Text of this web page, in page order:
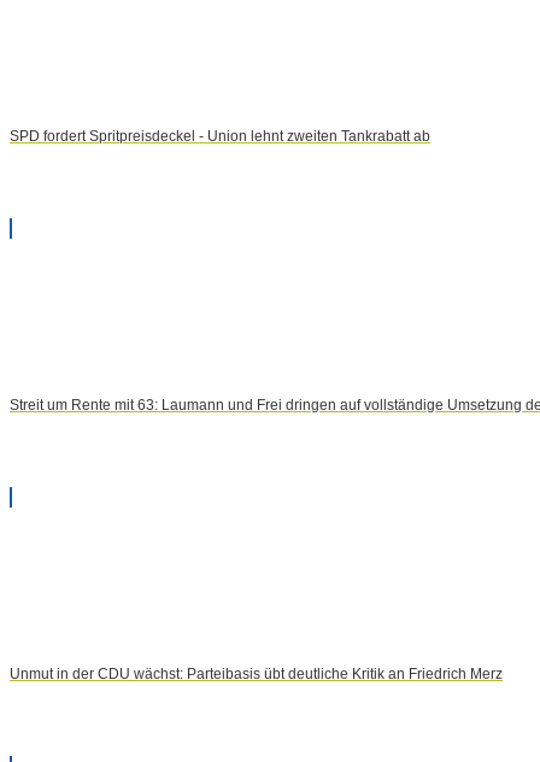
SPD fordert Spritpreisdeckel - Union lehnt zweiten Tankrabatt ab
Streit um Rente mit 63: Laumann und Frei dringen auf vollständige Umsetzung
Unmut in der CDU wächst: Parteibasis übt deutliche Kritik an Friedrich Merz